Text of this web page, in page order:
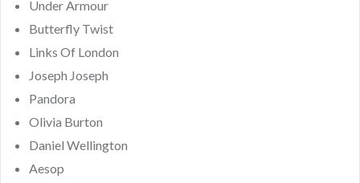
Under Armour
Butterfly Twist
Links Of London
Joseph Joseph
Pandora
Olivia Burton
Daniel Wellington
Aesop